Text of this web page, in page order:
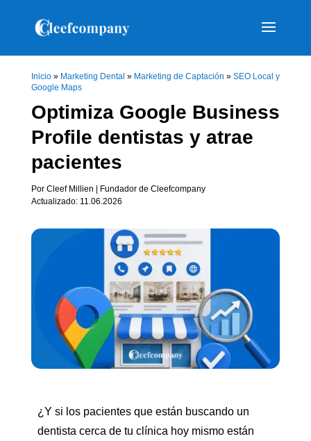
Inicio» Marketing Dental » Marketing de Captación » SEO Local y
Google Maps
Optimiza Google Business
Profile dentistas y atrae
pacientes
Por Cleef Millien | Fundador de Cleefcompany
Actualizado: 11.06.2026
¿Y si los pacientes que están buscando un
dentista cerca de tu clínica hoy mismo están